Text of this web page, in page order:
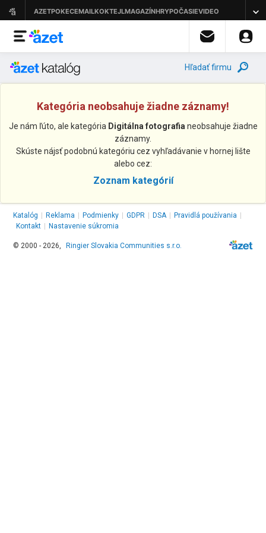
Hľadať firmu
Kategória neobsahuje žiadne záznamy!
Je nám ľúto, ale kategória Digitálna fotografia neobsahuje žiadne
záznamy.
Skúste nájsť podobnú kategóriu cez vyhľadávanie v hornej lište
alebo cez:
Zoznam kategórií
Katalóg Reklama Podmienky GDPR DSA Pravidlá používania
Kontakt
Nastavenie súkromia
© 2000 - 2026, Ringier Slovakia Communities s.r.o.